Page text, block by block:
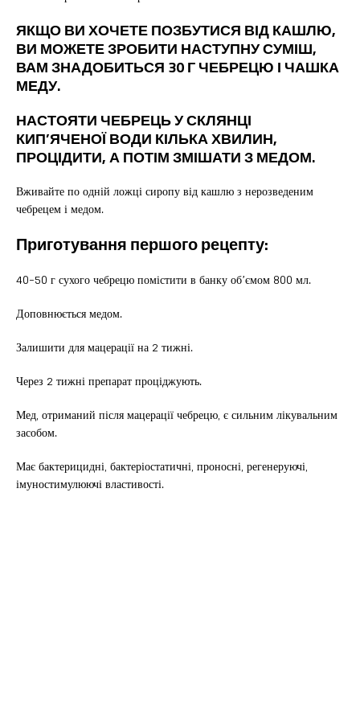
ЯКЩО ВИ ХОЧЕТЕ ПОЗБУТИСЯ ВІД КАШЛЮ,
ВИ МОЖЕТЕ ЗРОБИТИ НАСТУПНУ СУМІШ,
ВАМ ЗНАДОБИТЬСЯ 30 Г ЧЕБРЕЦЮ І ЧАШКА
МЕДУ.
НАСТОЯТИ ЧЕБРЕЦЬ У СКЛЯНЦІ
КИП’ЯЧЕНОЇ ВОДИ КІЛЬКА ХВИЛИН,
ПРОЦІДИТИ, А ПОТІМ ЗМІШАТИ З МЕДОМ.
Вживайте по одній ложці сиропу від кашлю з нерозведеним
чебрецем і медом.
Приготування першого рецепту:
40-50 г сухого чебрецю помістити в банку об’ємом 800 мл.
Доповнюється медом.
Залишити для мацерації на 2 тижні.
Через 2 тижні препарат проціджують.
Мед, отриманий після мацерації чебрецю, є сильним лікувальним
засобом.
Має бактерицидні, бактеріостатичні, проносні, регенеруючі,
імуностимулюючі властивості.